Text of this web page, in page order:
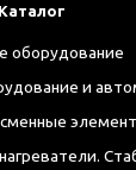
Каталог
оборудование
и